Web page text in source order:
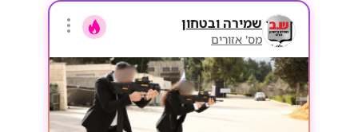
שמירה ובטחון
מס' אזורים